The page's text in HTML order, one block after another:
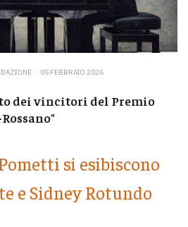
05 FEBBRAIO 2026
dei vincitori del Premio
si esibiscono
e Sidney Rotundo